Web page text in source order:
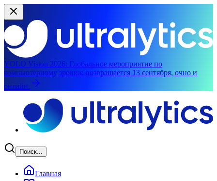
YOLO Vision 2026: Глобальное мероприятие по
компьютерному зрению возвращается 13 сентября, очно и
онлайн.
Поиск...
Главная